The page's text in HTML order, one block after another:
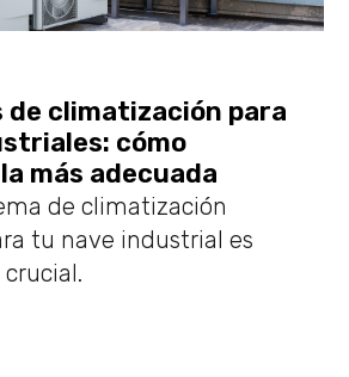
de climatización para
cómo
más adecuada
de climatización
tu nave industrial es